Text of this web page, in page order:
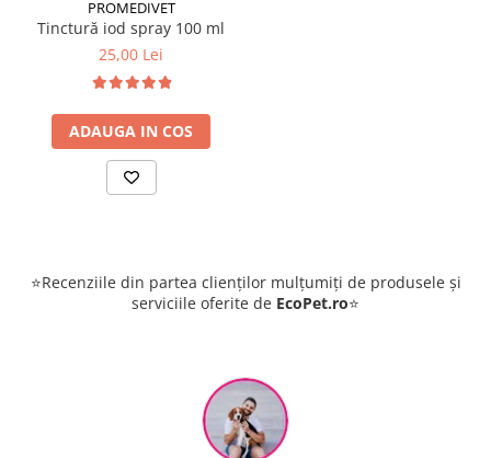
PROMEDIVET
Tinctură iod spray 100 ml
25,00 Lei
ADAUGA IN COS
⭐Recenziile din partea clienților mulțumiți de produsele și
serviciile oferite de EcoPet.ro⭐